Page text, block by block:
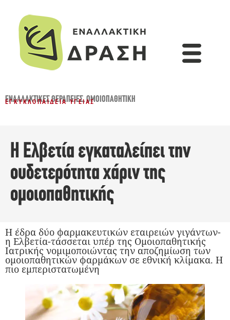
ΕΝΑΛΛΑΚΤΙΚΈΣ ΘΕΡΑΠΕΊΕΣ,ΟΜΟΙΟΠΑΘΗΤΙΚΉ
ΕΓΚΥΚΛΟΠΑΊΔΕΙΑ ΥΓΕΊΑΣ
Η Ελβετία εγκαταλείπει την
ουδετερότητα χάριν της
ομοιοπαθητικής
Η έδρα δύο φαρμακευτικών εταιρειών γιγάντων-
η Ελβετία-τάσσεται υπέρ της Ομοιοπαθητικής
Ιατρικής νομιμοποιώντας την αποζημίωση των
ομοιοπαθητικών φαρμάκων σε εθνική κλίμακα. Η
πιο εμπεριστατωμένη